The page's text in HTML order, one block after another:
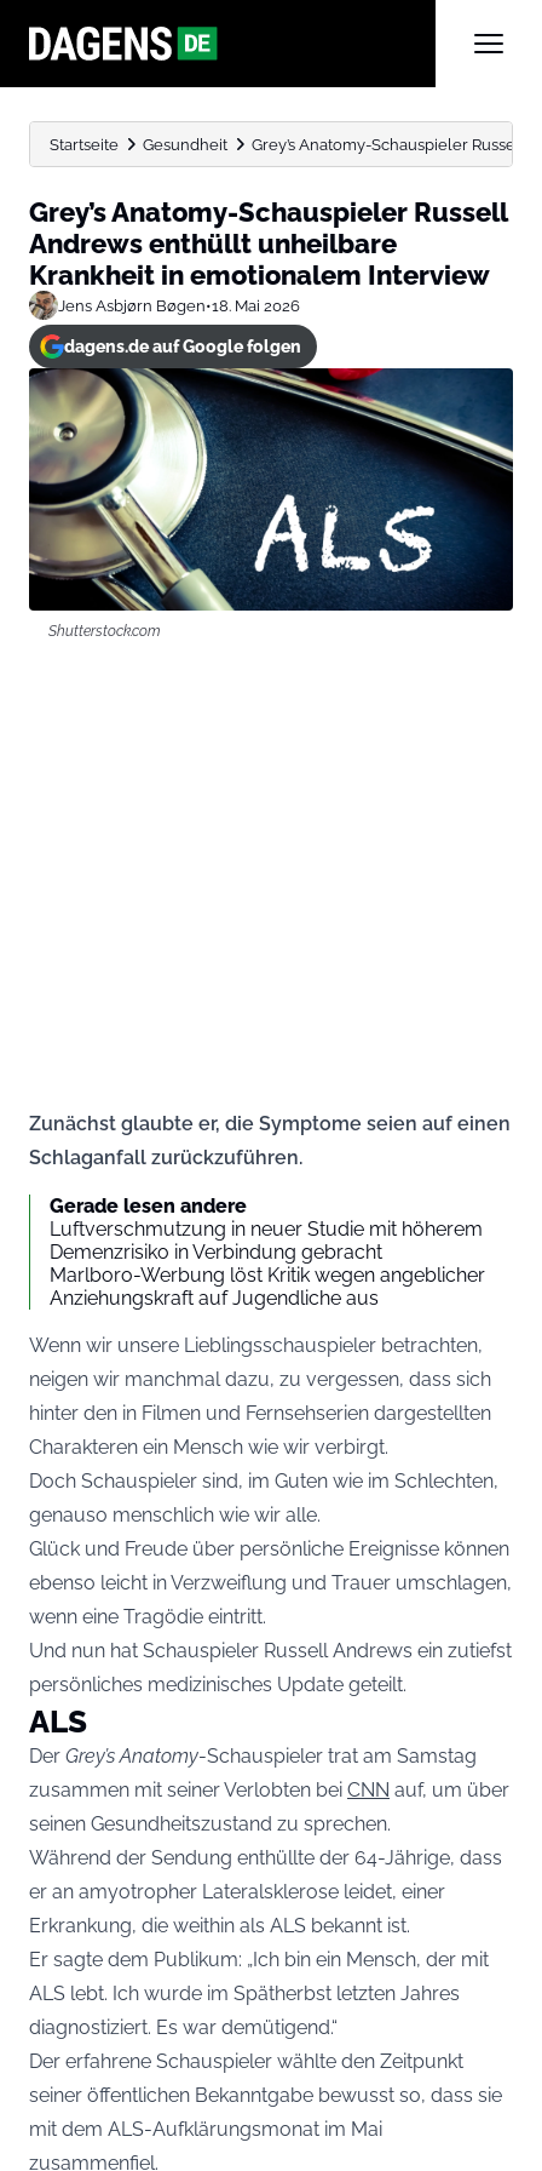
Startseite Gesundheit Grey’s Anatomy-Schauspieler
Grey’s Anatomy-Schauspieler Russell
Andrews enthüllt unheilbare
Krankheit in emotionalem Interview
Jens Asbjørn Bøgen•18. Mai 2026
dagens.de auf Google folgen
Shutterstock.com
Zunächst glaubte er, die Symptome seien auf einen
Schlaganfall zurückzuführen.
Gerade lesen andere
Luftverschmutzung in neuer Studie mit höherem
Demenzrisiko in Verbindung gebracht
Marlboro-Werbung löst Kritik wegen angeblicher
Anziehungskraft auf Jugendliche aus
Wenn wir unsere Lieblingsschauspieler betrachten,
neigen wir manchmal dazu, zu vergessen, dass sich
hinter den in Filmen und Fernsehserien dargestellten
Charakteren ein Mensch wie wir verbirgt.
Doch Schauspieler sind, im Guten wie im Schlechten,
genauso menschlich wie wir alle.
Glück und Freude über persönliche Ereignisse können
ebenso leicht in Verzweiflung und Trauer umschlagen,
wenn eine Tragödie eintritt.
Und nun hat Schauspieler Russell Andrews ein zutiefst
persönliches medizinisches Update geteilt.
ALS
Der Grey’s Anatomy-Schauspieler trat am Samstag
zusammen mit seiner Verlobten bei CNN auf, um über
seinen Gesundheitszustand zu sprechen.
Während der Sendung enthüllte der 64-Jährige, dass
er an amyotropher Lateralsklerose leidet, einer
Erkrankung, die weithin als ALS bekannt ist.
Er sagte dem Publikum: „Ich bin ein Mensch, der mit
ALS lebt. Ich wurde im Spätherbst letzten Jahres
diagnostiziert. Es war demütigend.“
Der erfahrene Schauspieler wählte den Zeitpunkt
seiner öffentlichen Bekanntgabe bewusst so, dass sie
mit dem ALS-Aufklärungsmonat im Mai
zusammenfiel.